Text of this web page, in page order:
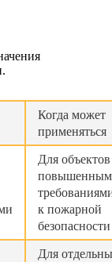
Когда может
применяться
Для объектов
к пожарной
безопасности
Для